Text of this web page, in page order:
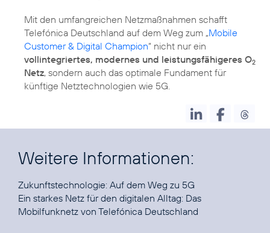
Mit den umfangreichen Netzmaßnahmen schafft
Telefónica Deutschland auf dem Weg zum „Mobile
Customer & Digital Champion“ nicht nur ein
vollintegriertes, modernes und leistungsfähigeres O2
Netz, sondern auch das optimale Fundament für
künftige Netztechnologien wie 5G.
Weitere Informationen:
Zukunftstechnologie: Auf dem Weg zu 5G
Ein starkes Netz für den digitalen Alltag: Das
Mobilfunknetz von Telefónica Deutschland